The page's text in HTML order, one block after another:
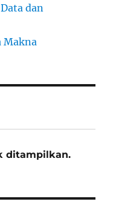
dan
Makna
ditampilkan.